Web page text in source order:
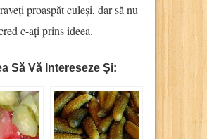
proaspăt culeși, dar să nu
c-ați prins ideea.
Să Vă Intereseze Și: